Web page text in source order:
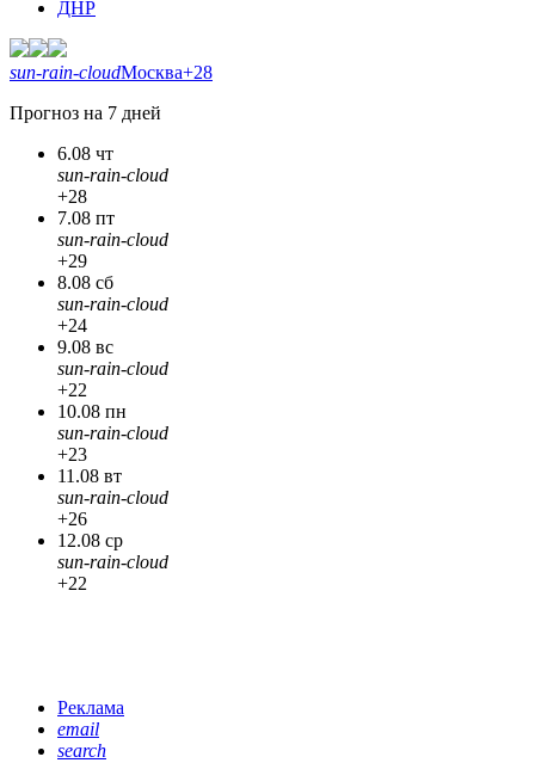
ДНР
sun-rain-cloudМосква+28
Прогноз на 7 дней
6.08 чт
sun-rain-cloud
+28
7.08 пт
sun-rain-cloud
+29
8.08 сб
sun-rain-cloud
+24
9.08 вс
sun-rain-cloud
+22
10.08 пн
sun-rain-cloud
+23
11.08 вт
sun-rain-cloud
+26
12.08 ср
sun-rain-cloud
+22
Реклама
email
search